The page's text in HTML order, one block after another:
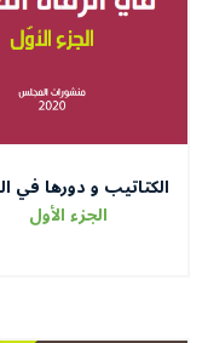
الكتاتيب و دورها في
اللغوي
الجزء الأول